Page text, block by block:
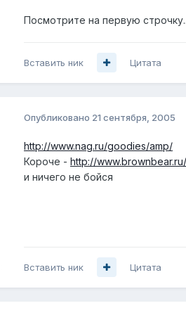
Посмотрите на первую строчку..
Вставить ник Цитата
Опубликовано 21 сентября, 2005
http://www.nag.ru/goodies/amp/
Короче - http://
и ничего не бойся
Вставить ник Цитата